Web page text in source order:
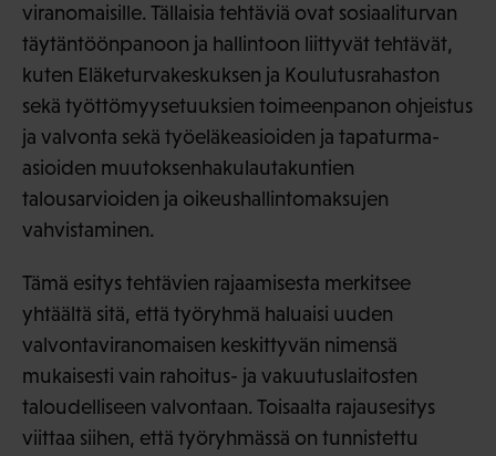
viranomaisille. Tällaisia tehtäviä ovat sosiaaliturvan
täytäntöönpanoon ja hallintoon liittyvät tehtävät,
kuten Eläketurvakeskuksen ja Koulutusrahaston
sekä työttömyysetuuksien toimeenpanon ohjeistus
ja valvonta sekä työeläkeasioiden ja tapaturma-
asioiden muutoksenhakulautakuntien
talousarvioiden ja oikeushallintomaksujen
vahvistaminen.
Tämä esitys tehtävien rajaamisesta merkitsee
yhtäältä sitä, että työryhmä haluaisi uuden
valvontaviranomaisen keskittyvän nimensä
mukaisesti vain rahoitus- ja vakuutuslaitosten
taloudelliseen valvontaan. Toisaalta rajausesitys
viittaa siihen, että työryhmässä on tunnistettu